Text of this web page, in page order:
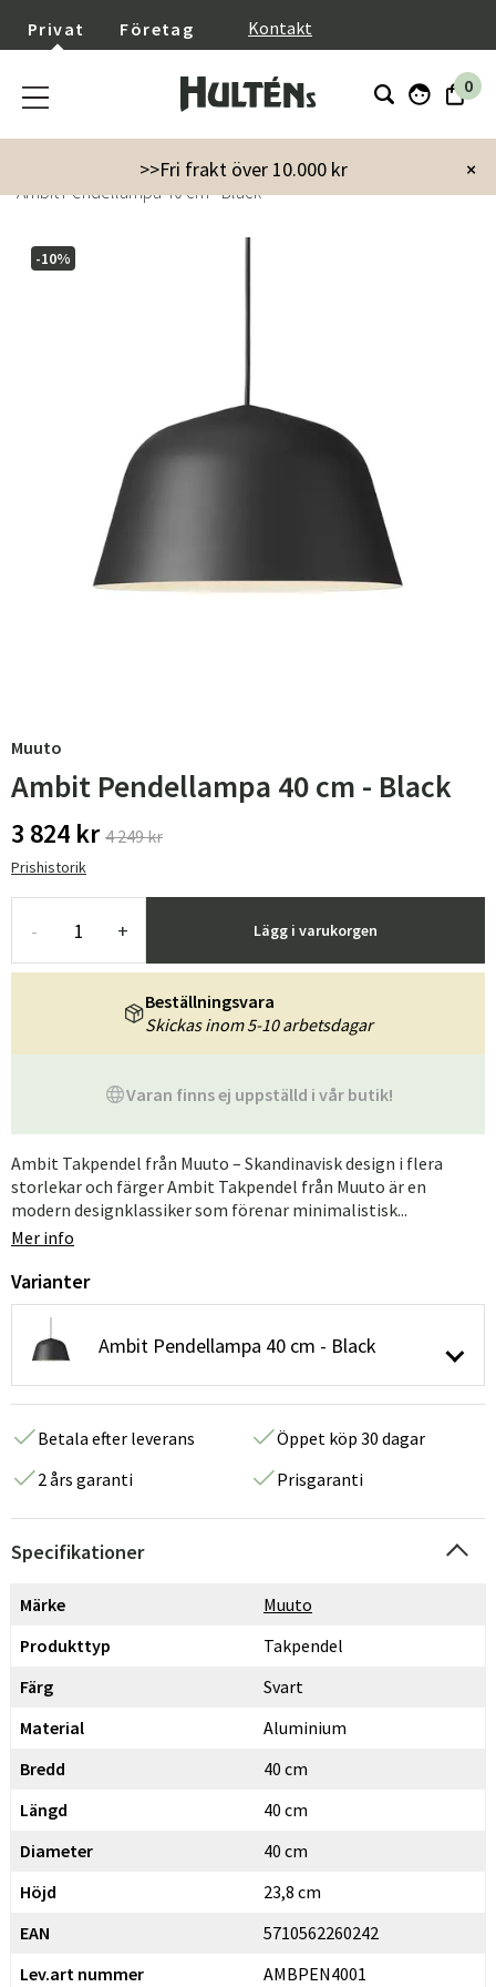
Privat Företag Kontakt
0
×
>>Fri frakt över 10.000 kr
Inredning Lampor & belysning
Ambit Pendellampa 40 cm - Black
-10%
Muuto
Ambit Pendellampa 40 cm - Black
3 824 kr 4 249 kr
Prishistorik
- + Lägg i varukorgen
Varan finns ej uppställd i vår butik!
Beställningsvara
Skickas inom 5-10 arbetsdagar
Ambit Takpendel från Muuto – Skandinavisk design i flera
storlekar och färger Ambit Takpendel från Muuto är en
modern designklassiker som förenar minimalistisk...
Mer info
Varianter
Ambit Pendellampa 40 cm - Black
Betala efter leverans
Öppet köp 30 dagar
2 års garanti
Prisgaranti
Specifikationer
Märke
Muuto
Produkttyp
Takpendel
Färg
Svart
Material
Aluminium
Bredd
40 cm
Längd
40 cm
Diameter
40 cm
Höjd
23,8 cm
EAN
5710562260242
Lev.art nummer
AMBPEN4001